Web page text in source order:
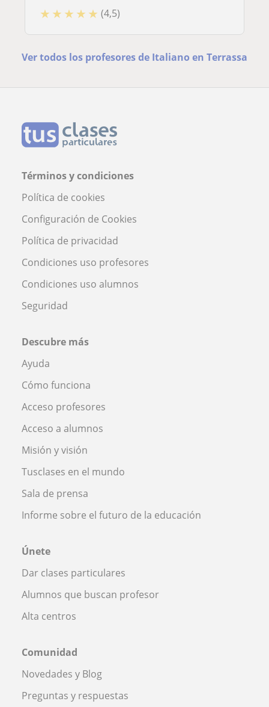
★ ★ ★ ★ ★ (4,5)
Ver todos los profesores de Italiano en Terrassa
Términos y condiciones
Política de cookies
Configuración de Cookies
Política de privacidad
Condiciones uso profesores
Condiciones uso alumnos
Seguridad
Descubre más
Ayuda
Cómo funciona
Acceso profesores
Acceso a alumnos
Misión y visión
Tusclases en el mundo
Sala de prensa
Informe sobre el futuro de la educación
Únete
Dar clases particulares
Alumnos que buscan profesor
Alta centros
Comunidad
Novedades y Blog
Preguntas y respuestas